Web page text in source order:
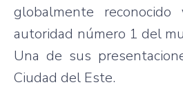
globalmente
autoridad número 1 del
Una de sus
Ciudad del Este.